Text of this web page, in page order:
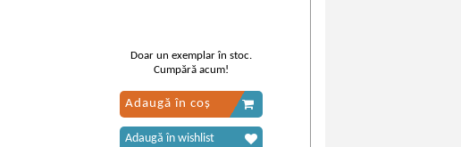
Doar un exemplar în stoc.
Cumpără acum!
Adaugă în coș
Adaugă în wishlist